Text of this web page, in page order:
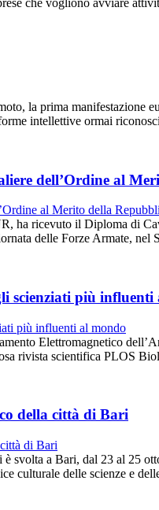
che vogliono avviare
la prima
intellettive ormai
dell’Ordine al
ha ricevuto il Diploma di
delle Forze Armate,
scienziati più influenti
Elettromagnetico
rivista scientifica PLOS
della città di Bari
svolta a Bari, dal 23 al 25
culturale delle scienze e